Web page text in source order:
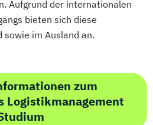
Aufgrund der internationalen
bieten sich diese
im Ausland an.
zum
Logistikmanagement